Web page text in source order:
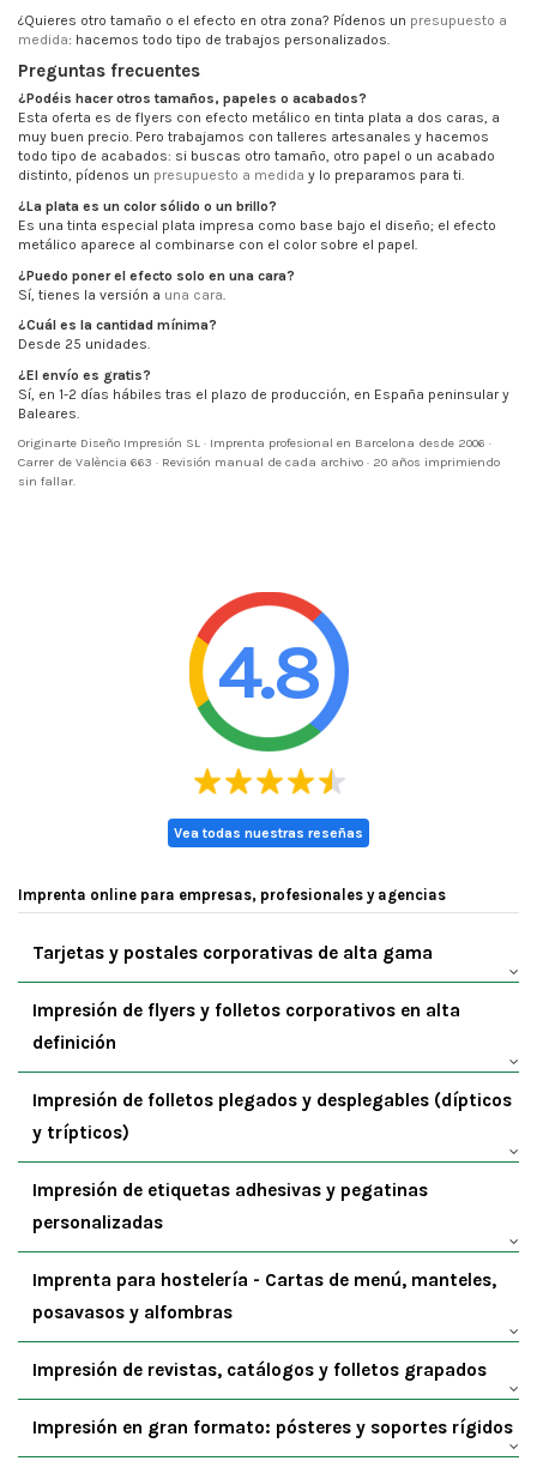
¿Quieres otro tamaño o el efecto en otra zona? Pídenos un presupuesto a
medida: hacemos todo tipo de trabajos personalizados.
Preguntas frecuentes
¿Podéis hacer otros tamaños, papeles o acabados?
Esta oferta es de flyers con efecto metálico en tinta plata a dos caras, a
muy buen precio. Pero trabajamos con talleres artesanales y hacemos
todo tipo de acabados: si buscas otro tamaño, otro papel o un acabado
distinto, pídenos un presupuesto a medida y lo preparamos para ti.
¿La plata es un color sólido o un brillo?
Es una tinta especial plata impresa como base bajo el diseño; el efecto
metálico aparece al combinarse con el color sobre el papel.
¿Puedo poner el efecto solo en una cara?
Sí, tienes la versión a una cara
¿Cuál es la cantidad mínima?
Desde 25 unidades.
¿El envío es gratis?
Sí, en 1-2 días hábiles tras el plazo de producción, en España peninsular y
Baleares.
Originarte Diseño Impresión SL · Imprenta profesional en Barcelona desde 2006 ·
Carrer de València 663 · Revisión manual de cada archivo · 20 años imprimiendo
sin fallar.
4.8
Vea todas nuestras reseñas
Imprenta online para empresas, profesionales y agencias
Tarjetas y postales corporativas de alta gama
Impresión de flyers y folletos corporativos en alta
definición
Impresión de folletos plegados y desplegables (dípticos
y trípticos)
Impresión de etiquetas adhesivas y pegatinas
personalizadas
Imprenta para hostelería - Cartas de menú, manteles,
posavasos y alfombras
Impresión de revistas, catálogos y folletos grapados
Impresión en gran formato: pósteres y soportes rígidos